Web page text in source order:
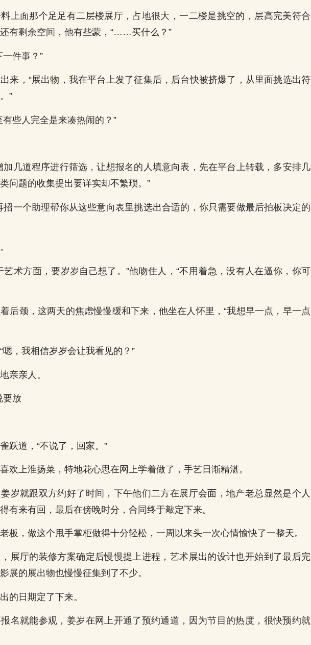
上面那个足足有二层楼展厅，占地很大，一二楼是挑空的，层高完美符合
有剩余空间，他有些蒙，“……买什么？”
一件事？”
来，“展出物，我在平台上发了征集后，后台快被挤爆了，从里面挑选出符
”
有些人完全是来凑热闹的？”
加几道程序进行筛选，让想报名的人填意向表，先在平台上转载，多安排几
问题的收集提出要详实却不繁琐。”
招一个助理帮你从这些意向表里挑选出合适的，你只需要做最后拍板决定的
艺术方面，要岁岁自己想了。”他吻住人，“不用着急，没有人在逼你，你可
后颈，这两天的焦虑慢慢缓和下来，他坐在人怀里，“我想早一点，早一点
嗯，我相信岁岁会让我看见的？”
亲亲人。
要放
跃道，“不说了，回家。”
欢上淮扬菜，特地花心思在网上学着做了，手艺日渐精湛。
岁就跟双方约好了时间，下午他们二方在展厅会面，地产老总显然是个人
有来有回，最后在傍晚时分，合同终于敲定下来。
板，做这个甩手掌柜做得十分轻松，一周以来头一次心情愉快了一整天。
展厅的装修方案确定后慢慢提上进程，艺术展出的设计也开始到了最后完
展的展出物也慢慢征集到了不少。
的日期定了下来。
名就能参观，姜岁在网上开通了预约通道，因为节目的热度，很快预约就